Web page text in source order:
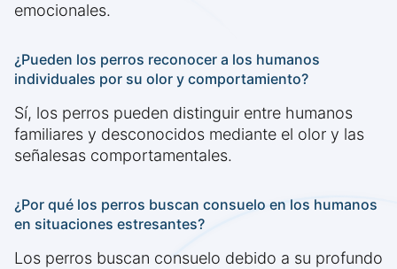
emocionales.
¿Pueden los perros reconocer a los humanos
individuales por su olor y comportamiento?
Sí, los perros pueden distinguir entre humanos
familiares y desconocidos mediante el olor y las
señalesas comportamentales.
¿Por qué los perros buscan consuelo en los humanos
en situaciones estresantes?
Los perros buscan consuelo debido a su profundo